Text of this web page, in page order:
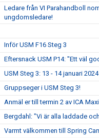
Ledare från VI Parahandboll
ungdomsledare!
Inför USM F16 Steg 3
Eftersnack USM P14: "Ett väl
USM Steg 3: 13 - 14 januari 2024
Gruppseger i USM Steg 3!
Anmäl er till termin 2 av ICA
Bergdahl: "Vi är alla laddade
Varmt välkommen till Spring